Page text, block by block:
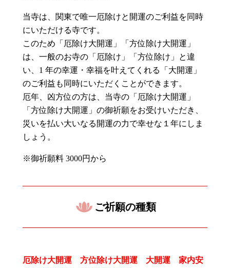
当寺は、関東で唯一厄除けと開運のご利益を同時
にいただける寺です。
このため「厄除け大開運」「方位除け大開運」
は、一般のお寺の「厄除け」「方位除け」と違
い、1 年の幸運・幸福を叶えてくれる「大開運」
のご利益も同時にいただくことができます。
厄年、凶方位の方は、当寺の「厄除け大開運」
「方位除け大開運」の御祈願をお受けいただき、
災いを払い大いなる開運の力で幸せな１年にしま
しょう。
※御祈願料 3000円から
ご祈願の種類
厄除け大開運 方位除け大開運 大開運 家内安